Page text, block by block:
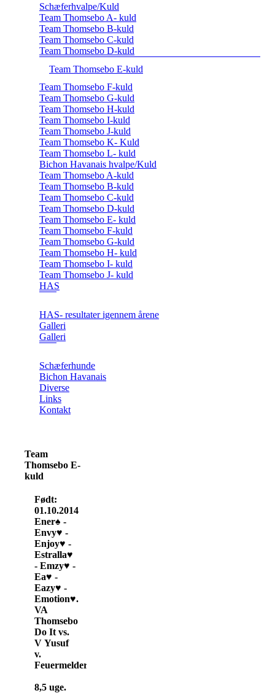
Schæferhvalpe/Kuld
Team Thomsebo A- kuld
Team Thomsebo B-kuld
Team Thomsebo C-kuld
Team Thomsebo D-kuld
Team Thomsebo E-kuld
Team Thomsebo F-kuld
Team Thomsebo G-kuld
Team Thomsebo H-kuld
Team Thomsebo I-kuld
Team Thomsebo J-kuld
Team Thomsebo K- Kuld
Team Thomsebo L- kuld
Bichon Havanais hvalpe/Kuld
Team Thomsebo A-kuld
Team Thomsebo B-kuld
Team Thomsebo C-kuld
Team Thomsebo D-kuld
Team Thomsebo E- kuld
Team Thomsebo F-kuld
Team Thomsebo G-kuld
Team Thomsebo H- kuld
Team Thomsebo I- kuld
Team Thomsebo J- kuld
HAS
HAS- resultater igennem årene
Galleri
Galleri
Schæferhunde
Bichon Havanais
Diverse
Links
Kontakt
Team
Thomsebo E-
kuld
Født:
01.10.2014
Ener♠ -
Envy♥ -
Enjoy♥ -
Estralla♥
- Emzy♥ -
Ea♥ -
Eazy♥ -
Emotion♥.
VA
Thomsebo
Do It vs.
V Yusuf
v.
Feuermelder
8,5 uge.